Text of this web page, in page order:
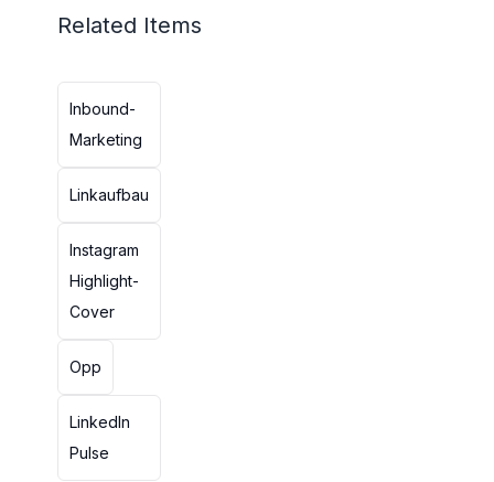
Related Items
Inbound-
Marketing
Linkaufbau
Instagram
Highlight-
Cover
Opp
LinkedIn
Pulse